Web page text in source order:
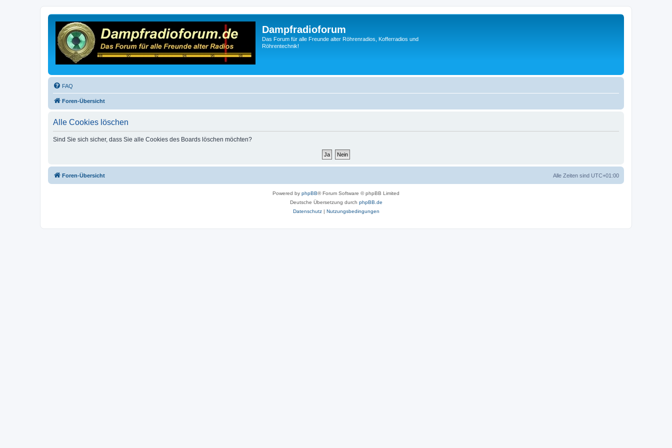
Dampfradioforum
Das Forum für alle Freunde alter Röhrenradios, Kofferradios und
Röhrentechnik!
FAQ
Foren-Übersicht
Alle Cookies löschen
Sind Sie sich sicher, dass Sie alle Cookies des Boards löschen möchten?
Foren-Übersicht Alle Zeiten sind UTC+01:00
Powered by phpBB® Forum Software © phpBB Limited
Deutsche Übersetzung durch phpBB.de
Datenschutz| Nutzungsbedingungen